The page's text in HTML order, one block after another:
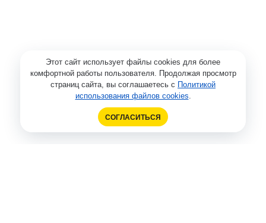
Этот сайт использует файлы cookies для более
комфортной работы пользователя. Продолжая просмотр
страниц сайта, вы соглашаетесь с Политикой
использования файлов cookies.
СОГЛАСИТЬСЯ